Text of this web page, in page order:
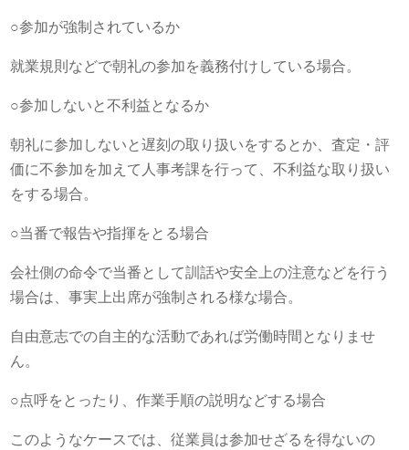
○参加が強制されているか
就業規則などで朝礼の参加を義務付けしている場合。
○参加しないと不利益となるか
朝礼に参加しないと遅刻の取り扱いをするとか、査定・評
価に不参加を加えて人事考課を行って、不利益な取り扱い
をする場合。
○当番で報告や指揮をとる場合
会社側の命令で当番として訓話や安全上の注意などを行う
場合は、事実上出席が強制される様な場合。
自由意志での自主的な活動であれば労働時間となりませ
ん。
○点呼をとったり、作業手順の説明などする場合
このようなケースでは、従業員は参加せざるを得ないの